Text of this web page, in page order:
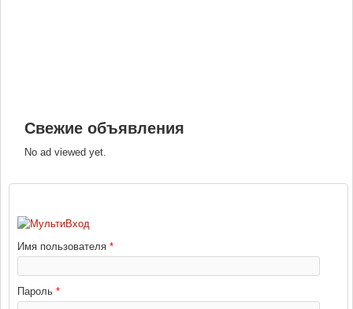
Свежие объявления
No ad viewed yet.
Имя пользователя *
Пароль *